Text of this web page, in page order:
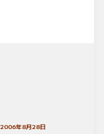
2006年8月28日